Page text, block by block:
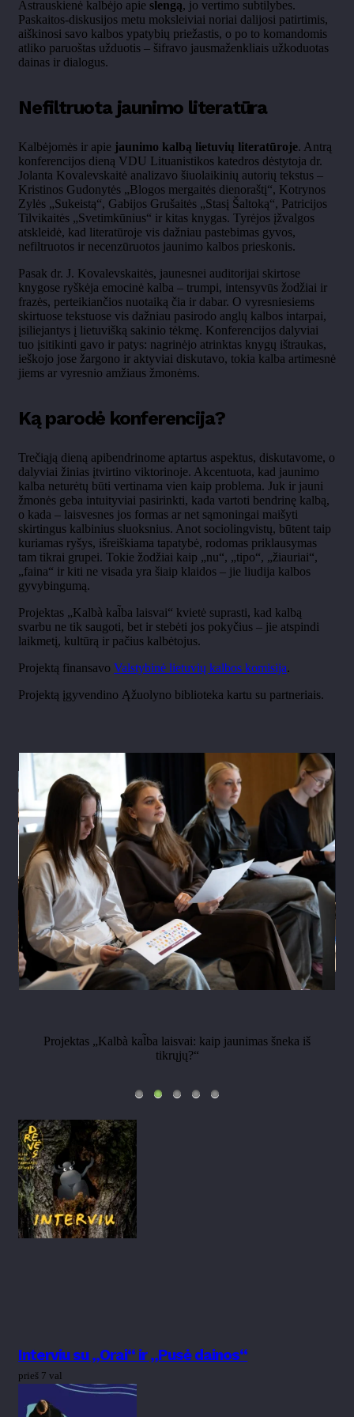
Astrauskienė kalbėjo apie slengą, jo vertimo subtilybes.
Paskaitos-diskusijos metu moksleiviai noriai dalijosi patirtimis,
aiškinosi savo kalbos ypatybių priežastis, o po to komandomis
atliko paruoštas užduotis – šifravo jausmaženkliais užkoduotas
dainas ir dialogus.
Nefiltruota jaunimo literatūra
Kalbėjomės ir apie jaunimo kalbą lietuvių literatūroje. Antrą
konferencijos dieną VDU Lituanistikos katedros dėstytoja dr.
Jolanta Kovalevskaitė analizavo šiuolaikinių autorių tekstus –
Kristinos Gudonytės „Blogos mergaitės dienoraštį“, Kotrynos
Zylės „Sukeistą“, Gabijos Grušaitės „Stasį Šaltoką“, Patricijos
Tilvikaitės „Svetimkūnius“ ir kitas knygas. Tyrėjos įžvalgos
atskleidė, kad literatūroje vis dažniau pastebimas gyvos,
nefiltruotos ir necenzūruotos jaunimo kalbos prieskonis.
Pasak dr. J. Kovalevskaitės, jaunesnei auditorijai skirtose
knygose ryškėja emocinė kalba – trumpi, intensyvūs žodžiai ir
frazės, perteikiančios nuotaiką čia ir dabar. O vyresniesiems
skirtuose tekstuose vis dažniau pasirodo anglų kalbos intarpai,
įsiliejantys į lietuvišką sakinio tėkmę. Konferencijos dalyviai
tuo įsitikinti gavo ir patys: nagrinėjo atrinktas knygų ištraukas,
ieškojo jose žargono ir aktyviai diskutavo, tokia kalba artimesnė
jiems ar vyresnio amžiaus žmonėms.
Ką parodė konferencija?
Trečiąją dieną apibendrinome aptartus aspektus, diskutavome, o
dalyviai žinias įtvirtino viktorinoje. Akcentuota, kad jaunimo
kalba neturėtų būti vertinama vien kaip problema. Juk ir jauni
žmonės geba intuityviai pasirinkti, kada vartoti bendrinę kalbą,
o kada – laisvesnes jos formas ar net sąmoningai maišyti
skirtingus kalbinius sluoksnius. Anot sociolingvistų, būtent taip
kuriamas ryšys, išreiškiama tapatybė, rodomas priklausymas
tam tikrai grupei. Tokie žodžiai kaip „nu“, „tipo“, „žiauriai“,
„faina“ ir kiti ne visada yra šiaip klaidos – jie liudija kalbos
gyvybingumą.
Projektas „Kalbà kal̃ba laisvai“ kvietė suprasti, kad kalbą
svarbu ne tik saugoti, bet ir stebėti jos pokyčius – jie atspindi
laikmetį, kultūrą ir pačius kalbėtojus.
Projektą finansavo Valstybinė lietuvių kalbos komisija.
Projektą įgyvendino Ąžuolyno biblioteka kartu su partneriais.
Projektas „Kalbà kal̃ba laisvai: kaip jaunimas šneka iš
tikrųjų?“
Interviu su „Orai“ ir „Pusė dainos“
prieš 7 val